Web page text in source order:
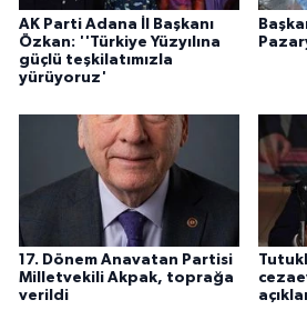
AK Parti Adana İl Başkanı
Özkan: ''Türkiye Yüzyılına
güçlü teşkilatımızla
yürüyoruz'
17. Dönem Anavatan Partisi
Milletvekili Akpak, toprağa
verildi